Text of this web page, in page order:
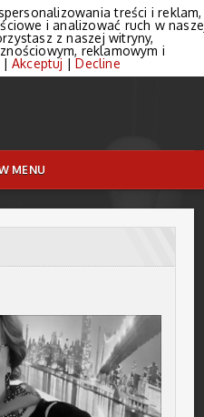
MENU
treści i reklam,
i analizować ruch w
z naszej witryny,
reklamowym i
| Akceptuj |Decline